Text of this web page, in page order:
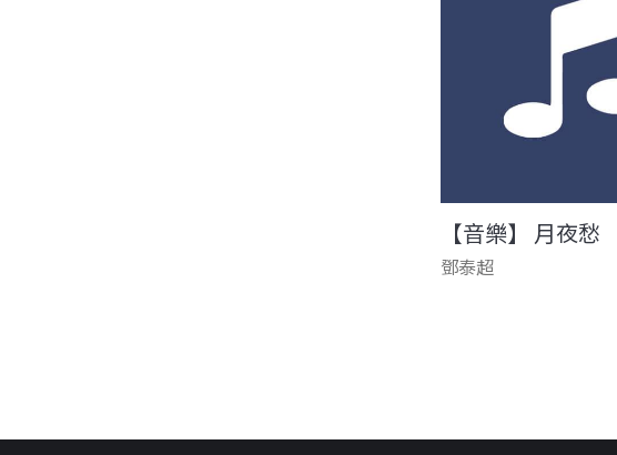
【音樂】 月夜愁
鄧泰超